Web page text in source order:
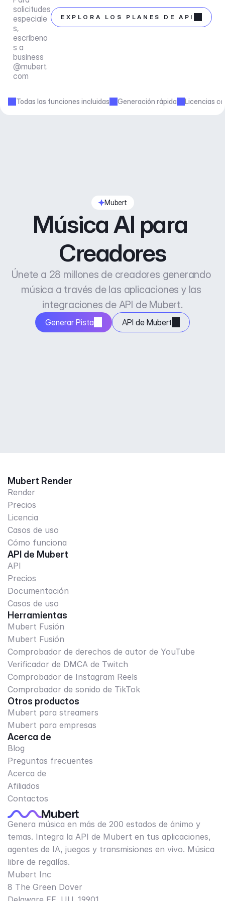
solicitudes
especiale
s,
escríbeno
business
@mubert.
com
EXPLORA LOS PLANES DE API
Todas las funciones incluidas Generación rápida Licencias
Mubert
Música AI para
Creadores
Únete a 28 millones de creadores generando
música a través de las aplicaciones y las
integraciones de API de Mubert.
Generar Pista API de Mubert
Mubert Render
Render
Precios
Licencia
Casos de uso
Cómo funciona
API de Mubert
API
Precios
Documentación
Casos de uso
Herramientas
Mubert Fusión
Mubert Fusión
Comprobador de derechos de autor de YouTube
Verificador de DMCA de Twitch
Comprobador de Instagram Reels
Comprobador de sonido de TikTok
Otros productos
Mubert para streamers
Mubert para empresas
Acerca de
Blog
Preguntas frecuentes
Acerca de
Afiliados
Contactos
Genera música en más de 200 estados de ánimo y
temas. Integra la API de Mubert en tus aplicaciones,
agentes de IA, juegos y transmisiones en vivo. Música
libre de regalías.
Mubert Inc
8 The Green Dover